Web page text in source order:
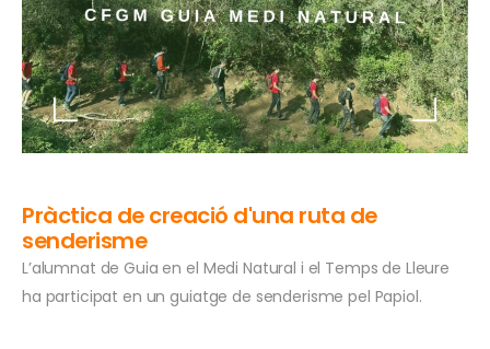
Pràctica de creació d'una ruta de
senderisme
L’alumnat de Guia en el Medi Natural i el Temps de Lleure
ha participat en un guiatge de senderisme pel Papiol.